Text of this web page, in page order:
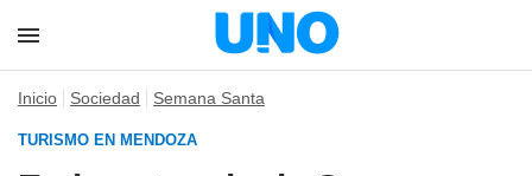
Inicio Sociedad Semana Santa
TURISMO EN MENDOZA